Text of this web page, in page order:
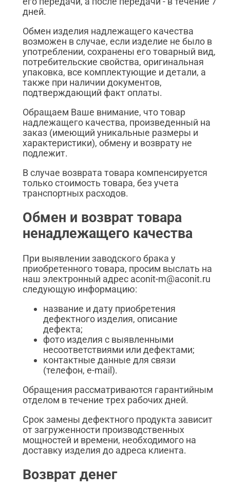
дней.
Обмен изделия надлежащего качества
возможен в случае, если изделие не было в
употреблении, сохранены его товарный вид,
потребительские свойства, оригинальная
упаковка, все комплектующие и детали, а
также при наличии документов,
подтверждающий факт оплаты.
Обращаем Ваше внимание, что товар
надлежащего качества, произведенный на
заказ (имеющий уникальные размеры и
характеристики), обмену и возврату не
подлежит.
В случае возврата товара компенсируется
только стоимость товара, без учета
транспортных расходов.
Обмен и возврат товара
ненадлежащего качества
При выявлении заводского брака у
приобретенного товара, просим выслать на
наш электронный адрес aconit-m@aconit.ru
следующую информацию:
название и дату приобретения
дефектного изделия, описание
дефекта;
фото изделия с выявленными
несоответствиями или дефектами;
контактные данные для связи
(телефон, e-mail).
Обращения рассматриваются гарантийным
отделом в течение трех рабочих дней.
Срок замены дефектного продукта зависит
от загруженности производственных
мощностей и времени, необходимого на
доставку изделия до адреса клиента.
Возврат денег